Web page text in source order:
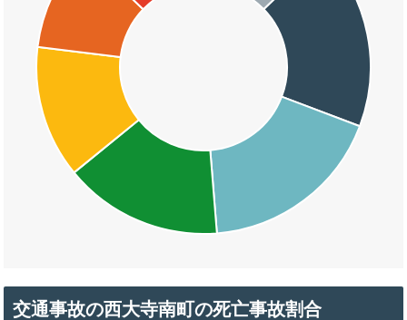
交通事故の西大寺南町の死亡事故割合